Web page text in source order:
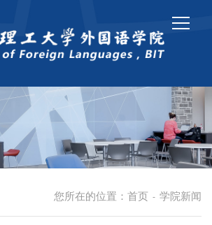
您所在的位置： 首页 - 学院新闻